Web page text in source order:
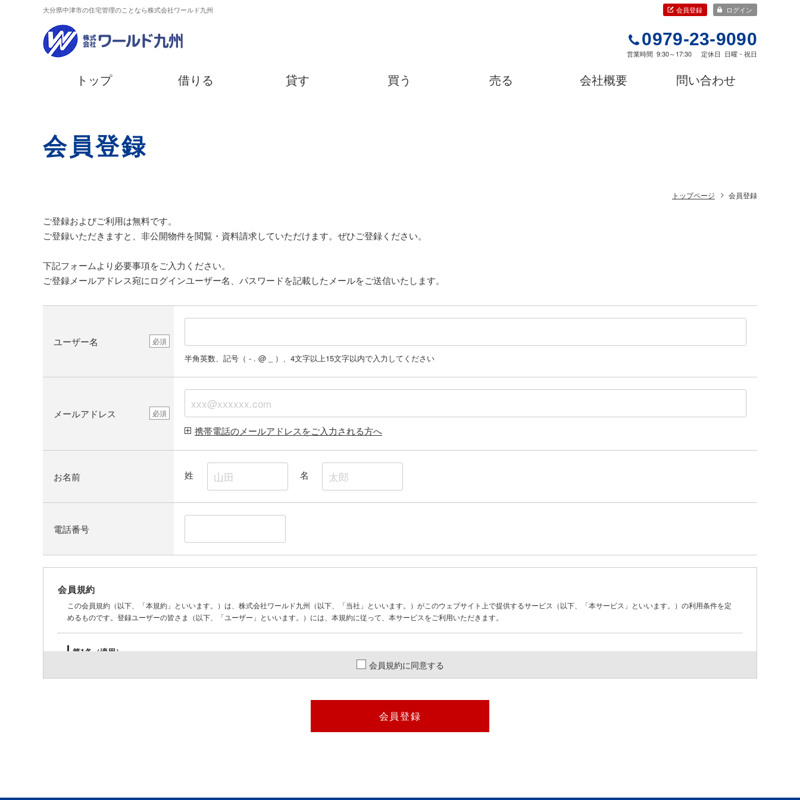
大分県中津市の住宅管理のことなら株式会社ワールド九州 会員登録 ログイン
0979-23-9090
営業時間 9:30～17:30 定休日 日曜・祝日
トップ 借りる 貸す 買う 売る 会社概要 問い合わせ
会員登録
トップページ 会員登録
ご登録およびご利用は無料です。
ご登録いただきますと、非公開物件を閲覧・資料請求していただけます。ぜひご登録ください。
下記フォームより必要事項をご入力ください。
ご登録メールアドレス宛にログインユーザー名、パスワードを記載したメールをご送信いたします。
ユーザー名 必須
半角英数、記号（ - . @ _ ）、4文字以上15文字以内で入力してください
メールアドレス 必須
携帯電話のメールアドレスをご入力される方へ
お名前 姓 名
電話番号
会員規約
この会員規約（以下、「本規約」といいます。）は、株式会社ワールド九州（以下、「当社」といいます。）がこのウェブサイト上で提供するサービス（以下、「本サービス」といいます。）の利用条件を定
めるものです。登録ユーザーの皆さま（以下、「ユーザー」といいます。）には、本規約に従って、本サービスをご利用いただきます。
第1条（適用）
本規約は、ユーザーと当社との間の本サービスの利用に関わる一切の関係に適用されるものとします。
当社は、利用登録の申請者に以下の事由があると判断した場合、利用登録の申請を承認しないことがあり、その理由については一切の開示義務を負わないものとします。
ユーザーは、自己の責任において、本サービスのユーザーIDおよびパスワードを管理するものとします。
会員規約に同意する